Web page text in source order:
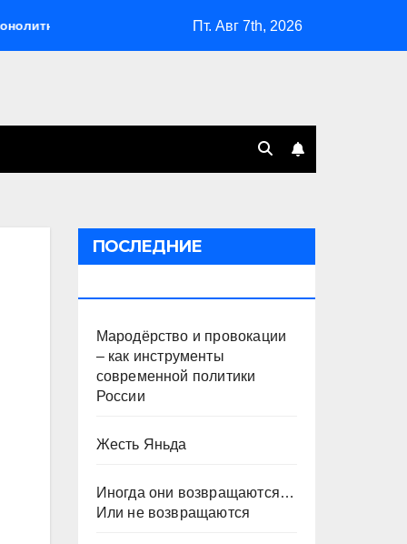
Мародёрство и провокации – как инструменты
Пт. Авг 7th, 2026
ПОСЛЕДНИЕ
Мародёрство и провокации
– как инструменты
современной политики
России
Жесть Яньда
Иногда они возвращаются…
Или не возвращаются